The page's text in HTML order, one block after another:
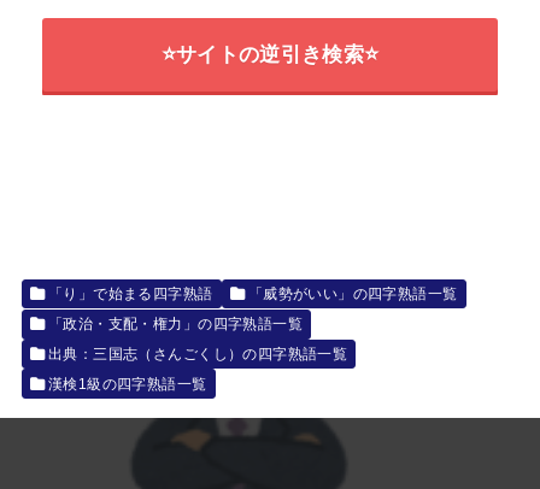
⭐サイトの逆引き検索⭐
「り」で始まる四字熟語
「威勢がいい」の四字熟語一覧
「政治・支配・権力」の四字熟語一覧
出典：三国志（さんごくし）の四字熟語一覧
漢検1級の四字熟語一覧